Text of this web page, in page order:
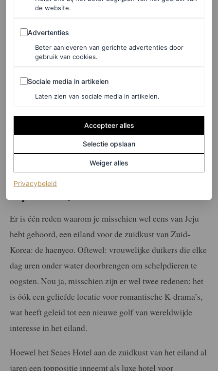
©GETTY IMAGES
5/11
Er is één reden waarom je misschien wel eens van Jeju
hebt gehoord, een eiland voor de zuidkust van Zuid-
Korea: de haenyeo. Oftewel: vrouwelijke duikers die elke
dag uren onder water doorbrengen om schelpdieren te
oogsten. Nou ja, misschien zijn er wel twee redenen: het
is óók een geliefde locatie voor romantische K-drama’s,
wat heeft geleid tot een nieuwe golf van wereldwijde
interesse in het eiland.
Hoewel het Seaes Hotel aan de zuidkust van het eiland al
jaren een toppositie inneemt als luxe hotel voor
de website.
Advertenties
Advertenties
Beter aanleveren van gerichte advertenties door
gebruik van cookies.
Sociale media in artikelen
Sociale media in artikelen
Laten zien van sociale media in artikelen.
Accepteer alles
Selectie opslaan
Weiger alles
Privacybeleid